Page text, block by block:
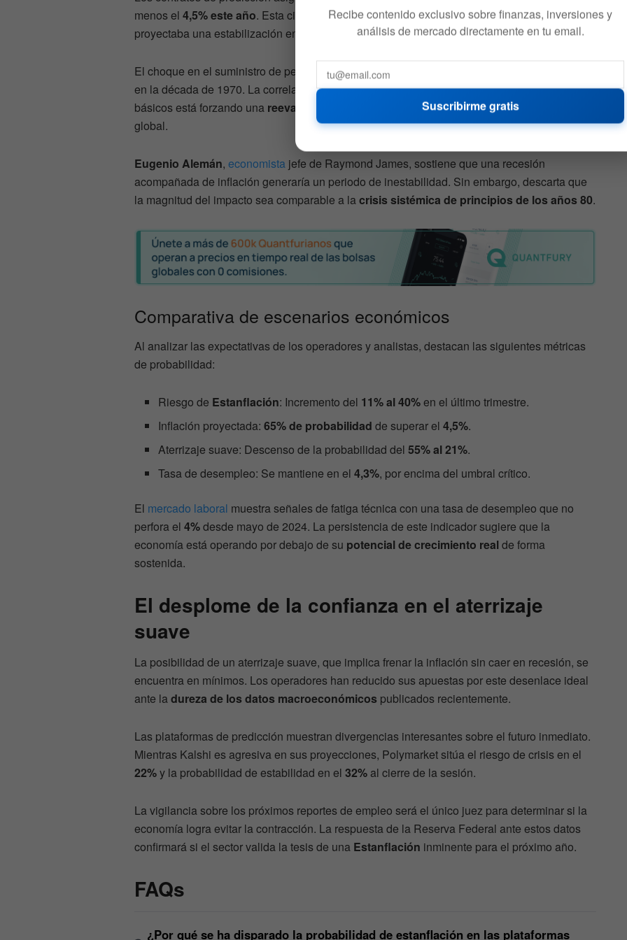
menos el 4,5% este año. Esta cifra supera con creces el consenso de FactSet, que
proyectaba una estabilización en el entorno del2,8%para el presente ciclo operativo.
El choque en el suministro de petróleo actual evoca los episodios de crisis
en la década de 1970. La correlación entre el crudo y el encarecimiento de los bienes
básicos está forzando una reevaluación de los modelos de riesgomacroeconómico
global.
Eugenio Alemán, economista jefe de Raymond James, sostiene que una recesión
acompañada de inflación generaría un periodo de inestabilidad. Sin embargo, descarta que
la magnitud del impacto sea comparable a lacrisis sistémica de principios de los años 80.
Comparativa de escenarios económicos
Al analizar las expectativas de los operadores y analistas, destacan las siguientes métricas
de probabilidad:
Riesgo de Estanflación: Incremento del 11% al 40%en el último trimestre.
Inflación proyectada:65% de probabilidad de superar el4,5%.
Aterrizaje suave: Descenso de la probabilidad del55% al 21%.
Tasa de desempleo: Se mantiene en el4,3%, por encima del umbral crítico.
El mercado laboral muestra señales de fatiga técnica con una tasa de desempleo que no
perfora el 4%desde mayo de 2024. La persistencia de este indicador sugiere que la
economía está operando por debajo de su potencial de crecimiento realde forma
sostenida.
El desplome de la confianza en el aterrizaje
suave
La posibilidad de un aterrizaje suave, que implica frenar la inflación sin caer en recesión, se
encuentra en mínimos. Los operadores han reducido sus apuestas por este desenlace ideal
ante la dureza de los datos macroeconómicos publicados recientemente.
Las plataformas de predicción muestran divergencias interesantes sobre el futuro inmediato.
Mientras Kalshi es agresiva en sus proyecciones, Polymarket sitúa el riesgo de crisis en el
22%y la probabilidad de estabilidad en el 32% al cierre de la sesión.
La vigilancia sobre los próximos reportes de empleo será el único juez para determinar si la
economía logra evitar la contracción. La respuesta de la Reserva Federal ante estos datos
confirmará si el sector valida la tesis de una Estanflación inminente para el próximo año.
FAQs
¿Por qué se ha disparado la probabilidad de estanflación en las plataformas
Recibe contenido exclusivo sobre finanzas, inversiones y
análisis de mercado directamente en tu email.
Suscribirme gratis